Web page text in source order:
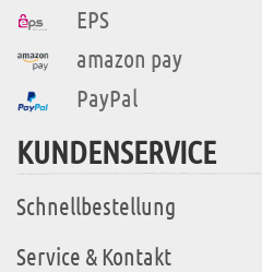
EPS
amazon pay
PayPal
KUNDENSERVICE
Schnellbestellung
Service & Kontakt